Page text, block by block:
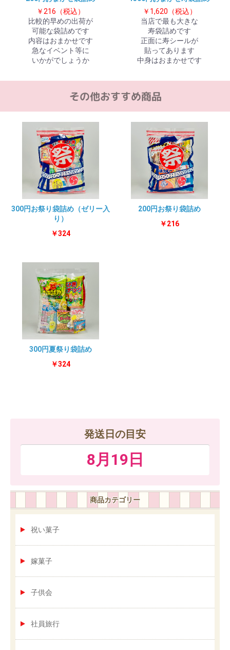
発送日の目安
8月19日
商品カテゴリー
祝い菓子
嫁菓子
子供会
社員旅行
お買い物を続ける カートへ進む
￥216（税込）
比較的早めの出荷が
可能な袋詰めです
内容はおまかせです
急なイベント等に
いかがでしょうか
￥1,620（税込）
当店で最も大きな
寿袋詰めです
正面に寿シールが
貼ってあります
中身はおまかせです
300円お祭り袋詰め（ゼリー入
り）
￥324
200円お祭り袋詰め
￥216
300円夏祭り袋詰め
￥324